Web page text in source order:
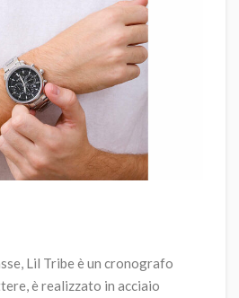
Lil Tribe è un cronografo
è realizzato in acciaio